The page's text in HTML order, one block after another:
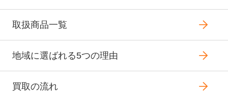
取扱商品一覧
地域に選ばれる5つの理由
買取の流れ